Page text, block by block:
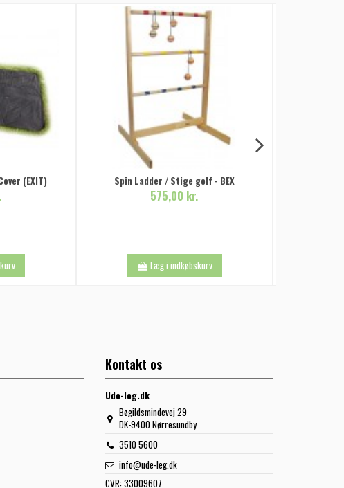
(EXIT) Spin Ladder / Stige golf - BEX
575,00 kr.
Læg i indkøbskurv
Kontakt os
Ude-leg.dk
Bøgildsmindevej 29
DK-9400 Nørresundby
3510 5600
info@ude-leg.dk
CVR:33009607